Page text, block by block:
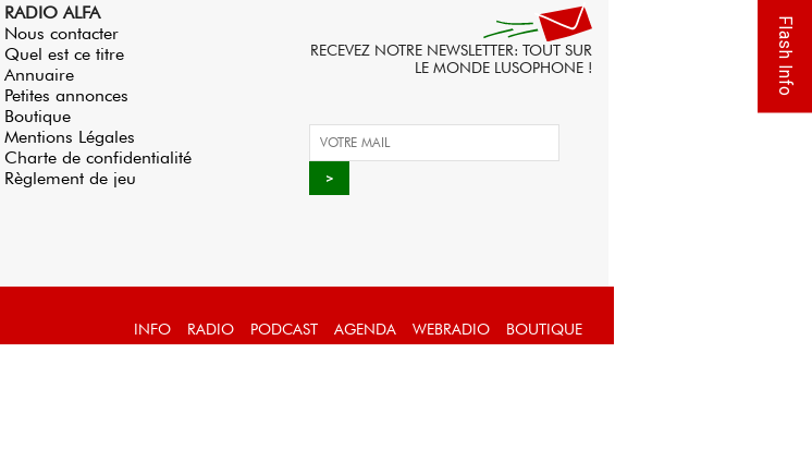
RADIO ALFA
Nous contacter
Quel est ce titre
Annuaire
Petites annonces
Boutique
Mentions Légales
Charte de confidentialité
Règlement de jeu
RECEVEZ NOTRE NEWSLETTER: TOUT SUR
LE MONDE LUSOPHONE !
INFO RADIO PODCAST AGENDA WEBRADIO BOUTIQUE
Flash Info